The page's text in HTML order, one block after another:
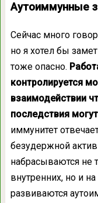
Аутоиммунные
Сейчас много
но я хотел бы
тоже опасно.
контролируется
взаимодействии
последствия
иммунитет
безудержной
набрасываются не
внутренних, но и
развиваются